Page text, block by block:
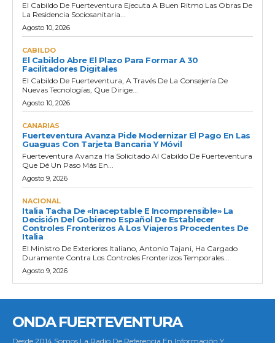
El Cabildo De Fuerteventura Ejecuta A Buen Ritmo Las Obras De
La Residencia Sociosanitaria...
Agosto 10, 2026
CABILDO
El Cabildo Abre El Plazo Para Formar A 30
Facilitadores Digitales
El Cabildo De Fuerteventura, A Través De La Consejería De
Nuevas Tecnologías, Que Dirige...
Agosto 10, 2026
CANARIAS
Fuerteventura Avanza Pide Modernizar El Pago En Las
Guaguas Con Tarjeta Bancaria Y Móvil
Fuerteventura Avanza Ha Solicitado Al Cabildo De Fuerteventura
Que Dé Un Paso Más En...
Agosto 9, 2026
NACIONAL
Italia Tacha De «inaceptable E Incomprensible» La
Decisión Del Gobierno Español De Establecer
Controles Fronterizos A Los Viajeros Procedentes De
Italia
El Ministro De Exteriores Italiano, Antonio Tajani, Ha Cargado
Duramente Contra Los Controles Fronterizos Temporales...
Agosto 9, 2026
ONDA FUERTEVENTURA
Desde 2014 Somos La Radio De Referencia En Información Y